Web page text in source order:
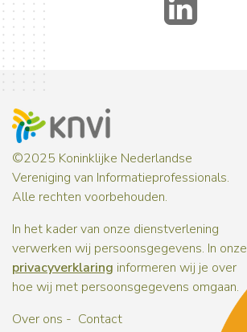
©2025 Koninklijke Nederlandse
Vereniging van Informatieprofessionals.
Alle rechten voorbehouden.
In het kader van onze dienstverlening
verwerken wij persoonsgegevens. In onze
privacyverklaring informeren wij je over
hoe wij met persoonsgegevens omgaan.
Over ons
Contact